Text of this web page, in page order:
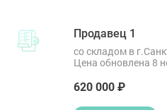
Продавец 1
со складом в
Цена обновлена 8
620 000 ₽